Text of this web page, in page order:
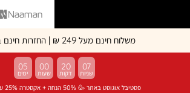
Naaman
משלוח חינם מעל 249 ₪ | החזרות חינם בסניפים
פסטיבל אוגוסט באתר 🥳 50% הנחה + אקסטרה 25% על היתרה! 🎉
05 00 20 07